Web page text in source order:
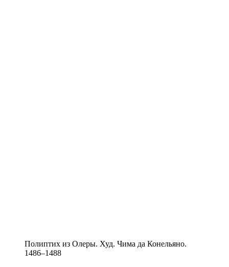
Полиптих из Олеры. Худ. Чима да Конельяно.
1486–1488